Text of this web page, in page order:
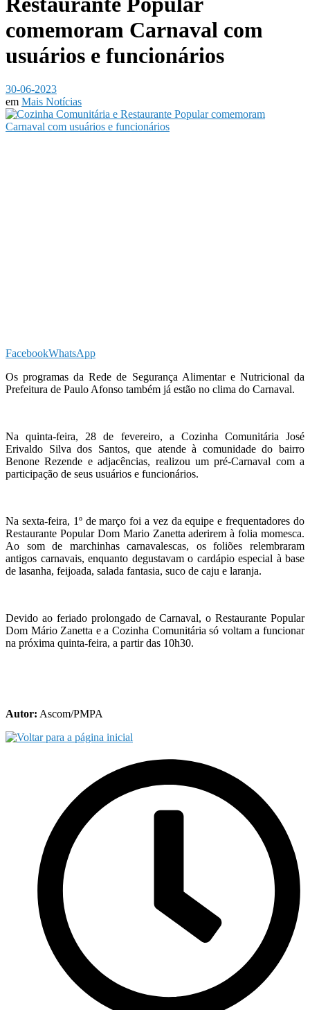
comemoram Carnaval com
usuários e funcionários
30-06-2023
em Mais Notícias
FacebookWhatsApp
Os programas da Rede de Segurança Alimentar e Nutricional da
Prefeitura de Paulo Afonso também já estão no clima do Carnaval.
Na quinta-feira, 28 de fevereiro, a Cozinha Comunitária José
Erivaldo Silva dos Santos, que atende à comunidade do bairro
Benone Rezende e adjacências, realizou um pré-Carnaval com a
participação de seus usuários e funcionários.
Na sexta-feira, 1º de março foi a vez da equipe e frequentadores do
Restaurante Popular Dom Mario Zanetta aderirem à folia momesca.
Ao som de marchinhas carnavalescas, os foliões relembraram
antigos carnavais, enquanto degustavam o cardápio especial à base
de lasanha, feijoada, salada fantasia, suco de caju e laranja.
Devido ao feriado prolongado de Carnaval, o Restaurante Popular
Dom Mário Zanetta e a Cozinha Comunitária só voltam a funcionar
na próxima quinta-feira, a partir das 10h30.
Autor: Ascom/PMPA